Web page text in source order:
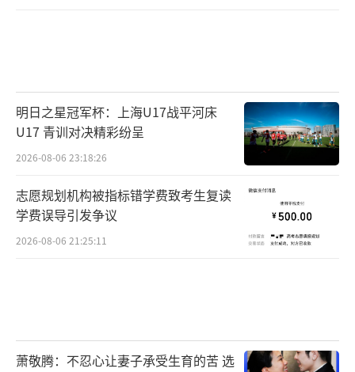
明日之星冠军杯：上海U17战平河床
U17 青训对决精彩纷呈
2026-08-06 23:18:26
志愿规划机构被指标错学费致考生复读
学费误导引发争议
2026-08-06 21:25:11
萧敬腾：不忍心让妻子承受生育的苦 选